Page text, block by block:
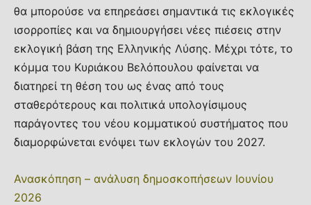
θα μπορούσε να επηρεάσει σημαντικά τις εκλογικές
ισορροπίες και να δημιουργήσει νέες πιέσεις στην
εκλογική βάση της Ελληνικής Λύσης. Μέχρι τότε, το
κόμμα του Κυριάκου Βελόπουλου φαίνεται να
διατηρεί τη θέση του ως ένας από τους
σταθερότερους και πολιτικά υπολογίσιμους
παράγοντες του νέου κομματικού συστήματος που
διαμορφώνεται ενόψει των εκλογών του 2027.
Ανασκόπηση – ανάλυση δημοσκοπήσεων Ιουνίου
2026